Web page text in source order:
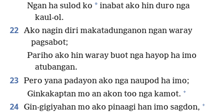
Ngan ha sulod ko * inabat ako hin duro nga
kaul-ol.
22 Ako nagin diri makatadunganon ngan waray
pagsabot;
Pariho ako hin waray buot nga hayop ha imo
atubangan.
23 Pero yana padayon ako nga naupod ha imo;
Ginkakaptan mo an akon too nga kamot. +
24 Gin-gigiyahan mo ako pinaagi han imo sagdon, +